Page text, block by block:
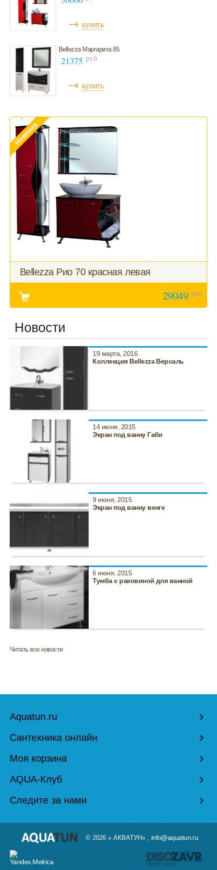
Мебель для ванной 100 см и больше
→ купить
Bellezza Маргарита 85
21375 руб
→ купить
Bellezza Рио 70 красная левая
29049 руб
Новости
19 марта, 2016
Коллекция Bellezza Версаль
14 июня, 2015
Экран под ванну Габи
9 июня, 2015
Экран под ванну венге
6 июня, 2015
Тумба с раковиной для ванной
Читать все новости
Aquatun.ru keyboard_arrow_right
Сантехника онлайн keyboard_arrow_right
Моя корзина keyboard_arrow_right
AQUA-Клуб keyboard_arrow_right
Следите за нами keyboard_arrow_right
© 2026 « АКВАТУН» , info@aquatun.ru